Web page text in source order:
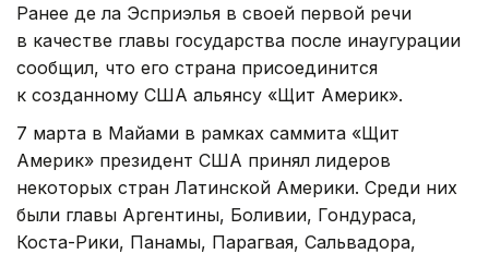
Ранее де ла Эсприэлья в своей первой речи
в качестве главы государства после инаугурации
сообщил, что его страна присоединится
к созданному США альянсу «Щит Америк».
7 марта в Майами в рамках саммита «Щит
Америк» президент США принял лидеров
некоторых стран Латинской Америки. Среди них
были главы Аргентины, Боливии, Гондураса,
Коста-Рики, Панамы, Парагвая, Сальвадора,